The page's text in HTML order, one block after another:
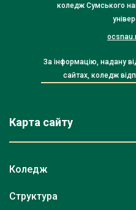
коледж Сумського
За інформацію, надану
сайтах, коледж
Карта сайту
Коледж
Структура